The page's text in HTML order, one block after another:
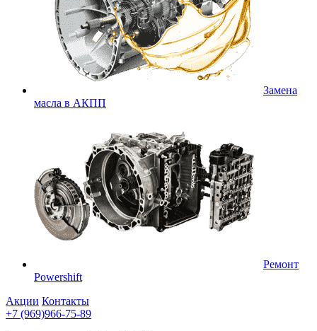
Замена
масла в АКПП
Ремонт
Powershift
Акции Контакты
+7 (969)966-75-89